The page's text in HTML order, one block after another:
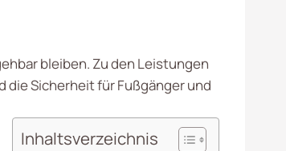
bleiben. Zu den Leistungen
die Sicherheit für Fußgänger und
Inhaltsverzeichnis